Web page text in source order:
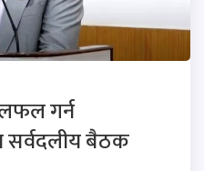
गर्न
सर्वदलीय बैठक